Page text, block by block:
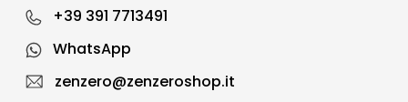
+39 391 7713491
WhatsApp
zenzero@zenzeroshop.it